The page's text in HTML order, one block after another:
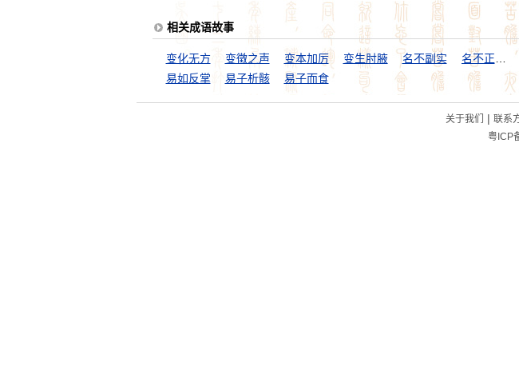
相关成语故事
变化无方 变徵之声 变本加厉 变生肘腋 名不副实
易如反掌
易子析骸 易子而食
关于我们 | 联系
粤ICP